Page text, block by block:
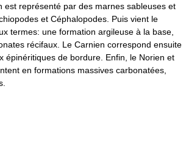
est représenté par des marnes sableuses et
et Céphalopodes. Puis vient le
termes: une formation argileuse à la base,
récifaux. Le Carnien correspond ensuite
épinéritiques de bordure. Enfin, le Norien et
en formations massives carbonatées,